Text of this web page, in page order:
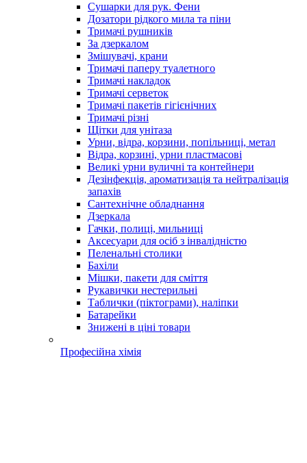
Сушарки для рук. Фени
Дозатори рідкого мила та піни
Тримачі рушників
За дзеркалом
Змішувачі, крани
Тримачі паперу туалетного
Тримачі накладок
Тримачі серветок
Тримачі пакетів гігієнічних
Тримачі різні
Щітки для унітаза
Урни, відра, корзини, попільниці, метал
Відра, корзині, урни пластмасові
Великі урни вуличні та контейнери
Дезінфекція, ароматизація та нейтралізація
запахів
Сантехнічне обладнання
Дзеркала
Гачки, полиці, мильниці
Аксесуари для осіб з інвалідністю
Пеленальні столики
Бахіли
Мішки, пакети для сміття
Рукавички нестерильні
Таблички (піктограми), наліпки
Батарейки
Знижені в ціні товари
Професійна хімія